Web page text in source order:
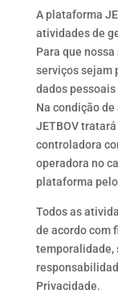
A plataforma
atividades de
Para que
serviços sejam
dados
Na condição
JETBOV
controladora
operadora no
plataforma
Todos as
de acordo com
temporalidade,
Privacidade.